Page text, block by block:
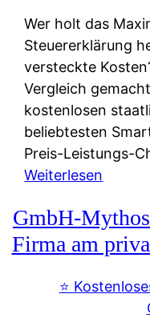
u
n
f
t
e
i
e
W
e
r
s
t
e
m
M
I
R
:
W
e
u
d
Wer holt das
Steuererklärung
versteckte
Vergleich
kostenlosen
beliebtesten
Preis-Leistungs-
Weiterlesen
t
e
u
e
GmbH-
Firma am
⭐️